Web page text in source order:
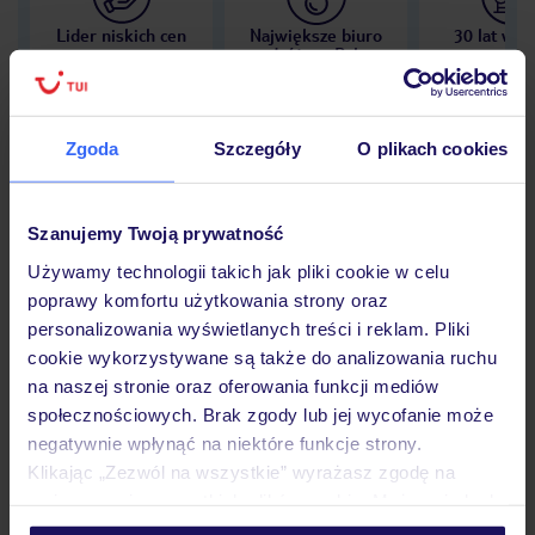
Zgoda Szczegóły O plikach cookies
Szanujemy Twoją prywatność
Używamy technologii takich jak pliki cookie w celu
poprawy komfortu użytkowania strony oraz
personalizowania wyświetlanych treści i reklam. Pliki
cookie wykorzystywane są także do analizowania ruchu
na naszej stronie oraz oferowania funkcji mediów
społecznościowych. Brak zgody lub jej wycofanie może
negatywnie wpłynąć na niektóre funkcje strony.
Klikając „Zezwól na wszystkie” wyrażasz zgodę na
personalizować swój wybór wchodząc w zakładkę
Lider niskich cen
Największe biuro
podróży w Polsce
30 lat w
Opinie
Pokoje
Wyżywienie